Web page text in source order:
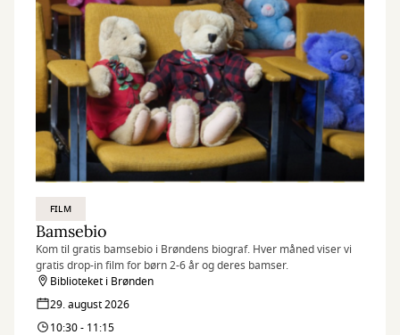
FILM
Bamsebio
Kom til gratis bamsebio i Brøndens biograf. Hver måned viser vi
gratis drop-in film for børn 2-6 år og deres bamser.
Biblioteket i Brønden
29. august 2026
10:30 - 11:15